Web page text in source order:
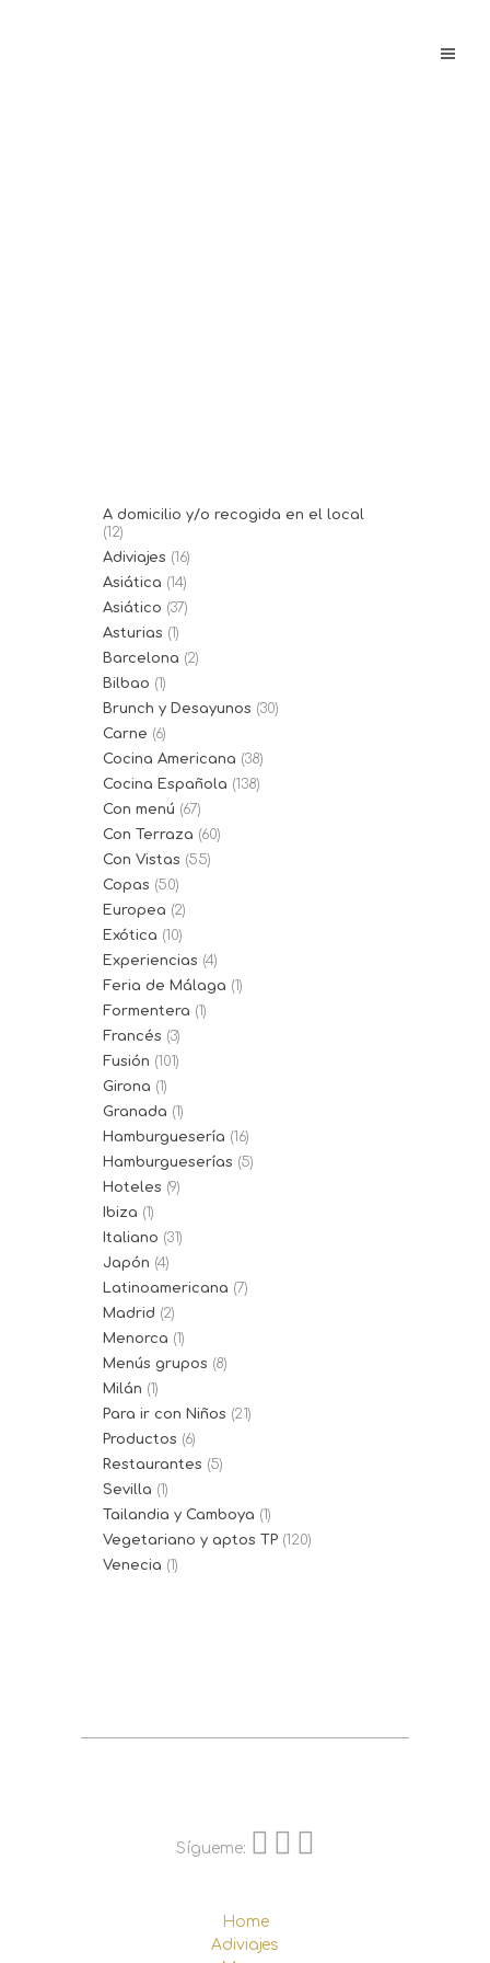
A domicilio y/o recogida en el local
(12)
Adiviajes (16)
Asiática (14)
Asiático (37)
Asturias (1)
Barcelona (2)
Bilbao (1)
Brunch y Desayunos (30)
Carne (6)
Cocina Americana (38)
Cocina Española (138)
Con menú (67)
Con Terraza (60)
Con Vistas (55)
Copas (50)
Europea (2)
Exótica (10)
Experiencias (4)
Feria de Málaga (1)
Formentera (1)
Francés (3)
Fusión (101)
Girona (1)
Granada (1)
Hamburguesería (16)
Hamburgueserías (5)
Hoteles (9)
Ibiza (1)
Italiano (31)
Japón (4)
Latinoamericana (7)
Madrid (2)
Menorca (1)
Menús grupos (8)
Milán (1)
Para ir con Niños (21)
Productos (6)
Restaurantes (5)
Sevilla (1)
Tailandia y Camboya (1)
Vegetariano y aptos TP (120)
Venecia (1)
Sígueme:
Home
Adiviajes